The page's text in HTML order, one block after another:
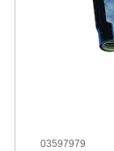
03597979